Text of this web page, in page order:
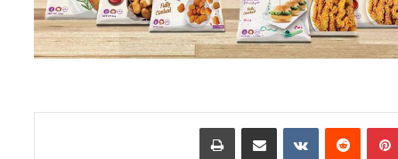
بينتيريست مشاركة عبر البريد طباعة